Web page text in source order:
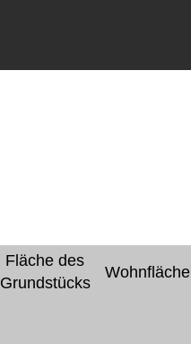
Fläche des
Grundstücks
Wohnfläche